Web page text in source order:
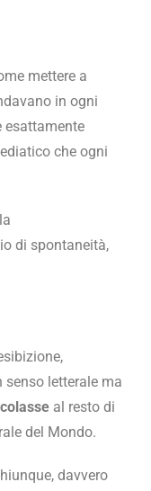
mettere a
in ogni
esattamente
che ogni
di spontaneità,
letterale ma
al resto di
del Mondo.
davvero